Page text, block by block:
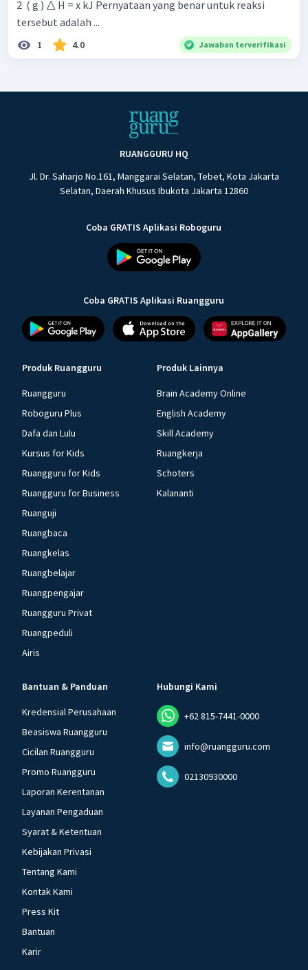
2 ​ ( g ) △ H = x kJ Pernyataan yang benar untuk reaksi
tersebut adalah ...
1 4.0 Jawaban terverifikasi
RUANGGURU HQ
Jl. Dr. Saharjo No.161, Manggarai Selatan, Tebet, Kota Jakarta
Selatan, Daerah Khusus Ibukota Jakarta 12860
Coba GRATIS Aplikasi Roboguru
Coba GRATIS Aplikasi Ruangguru
Produk Ruangguru
Ruangguru
Roboguru Plus
Dafa dan Lulu
Kursus for Kids
Ruangguru for Kids
Ruangguru for Business
Ruanguji
Ruangbaca
Ruangkelas
Ruangbelajar
Ruangpengajar
Ruangguru Privat
Ruangpeduli
Airis
Produk Lainnya
Brain Academy Online
English Academy
Skill Academy
Ruangkerja
Schoters
Kalananti
Bantuan & Panduan
Kredensial Perusahaan
Beasiswa Ruangguru
Cicilan Ruangguru
Promo Ruangguru
Laporan Kerentanan
Layanan Pengaduan
Syarat & Ketentuan
Kebijakan Privasi
Tentang Kami
Kontak Kami
Press Kit
Bantuan
Karir
Hubungi Kami
+62 815-7441-0000
info@ruangguru.com
02130930000